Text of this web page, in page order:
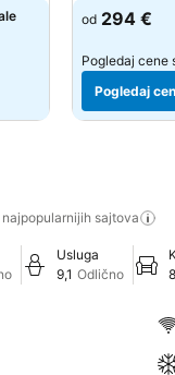
Pogledaj
od 294 €
Pogledaj cene
Pogledaj
sajtova
Usluga
9,1 Odlično